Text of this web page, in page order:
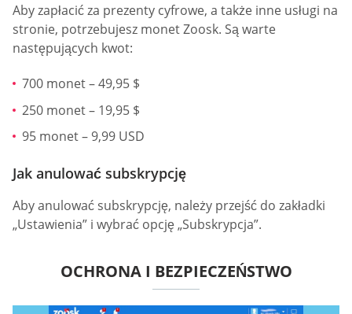
Aby zapłacić za prezenty cyfrowe, a także inne usługi na
stronie, potrzebujesz monet Zoosk. Są warte
następujących kwot:
700 monet – 49,95 $
250 monet – 19,95 $
95 monet – 9,99 USD
Jak anulować subskrypcję
Aby anulować subskrypcję, należy przejść do zakładki
„Ustawienia” i wybrać opcję „Subskrypcja”.
OCHRONA I BEZPIECZEŃSTWO